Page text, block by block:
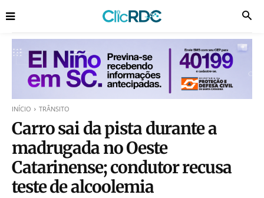
INÍCIO TRÂNSITO
Carro sai da pista durante a
madrugada no Oeste
Catarinense; condutor recusa
teste de alcoolemia